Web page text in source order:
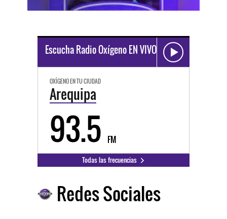
Escucha Radio Oxígeno EN VIVO
OXÍGENO EN TU CIUDAD
Arequipa
93.5 FM
Todas las frecuencias
Redes Sociales